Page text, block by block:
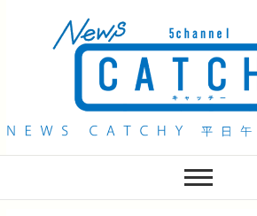
QAB NEWS